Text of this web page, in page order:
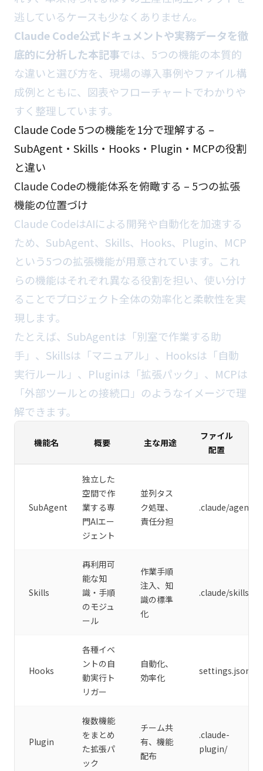
逃しているケースも少なくありません。
Claude Code公式ドキュメントや実務データを徹
底的に分析した本記事では、5つの機能の本質的
な違いと選び方を、現場の導入事例やファイル構
成例とともに、図表やフローチャートでわかりや
すく整理しています。
Claude Code 5つの機能を1分で理解する –
SubAgent・Skills・Hooks・Plugin・MCPの役割
と違い
Claude Codeの機能体系を俯瞰する – 5つの拡張
機能の位置づけ
Claude CodeはAIによる開発や自動化を加速する
ため、SubAgent、Skills、Hooks、Plugin、MCP
という5つの拡張機能が用意されています。これ
らの機能はそれぞれ異なる役割を担い、使い分け
ることでプロジェクト全体の効率化と柔軟性を実
現します。
たとえば、SubAgentは「別室で作業する助
手」、Skillsは「マニュアル」、Hooksは「自動
実行ルール」、Pluginは「拡張パック」、MCPは
「外部ツールとの接続口」のようなイメージで理
解できます。
機能名 概要 主な用途
ファイル
配置
SubAgent
独立した
空間で作
業する専
門AIエー
ジェント
並列タス
ク処理、
責任分担
.claude/agents/
Skills
再利用可
能な知
識・手順
のモジュ
ール
作業手順
注入、知
識の標準
化
.claude/skills/
Hooks
各種イベ
ントの自
動実行ト
リガー
自動化、
効率化
settings.json
Plugin
複数機能
をまとめ
た拡張パ
ック
チーム共
有、機能
配布
.claude-
plugin/